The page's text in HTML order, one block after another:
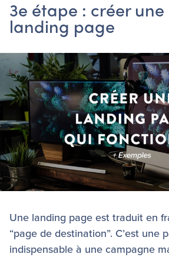
3e étape : créer
landing page
Une landing page est traduit en
“page de destination”. C’est une
indispensable à une campagne